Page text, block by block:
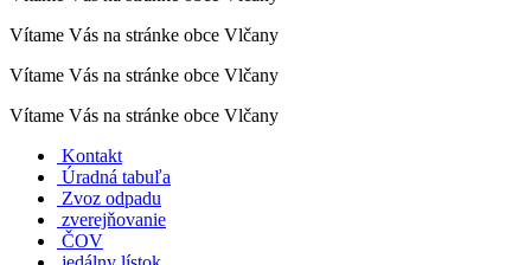
Vítame Vás na stránke obce Vlčany
Vítame Vás na stránke obce Vlčany
Vítame Vás na stránke obce Vlčany
Kontakt
Úradná tabuľa
Zvoz odpadu
zverejňovanie
ČOV